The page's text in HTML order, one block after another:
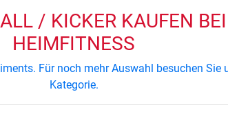
/ KICKER KAUFEN BEI
EIMFITNESS
Für noch mehr Auswahl besuchen
Kategorie.